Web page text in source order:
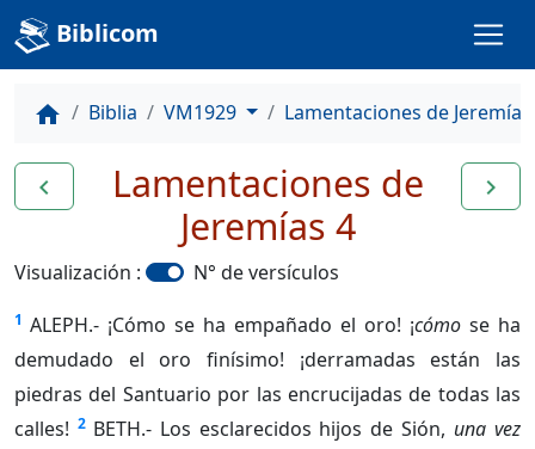
Biblicom
home Biblia VM1929 Lamentaciones de Jeremías
navigate_before navigate_next
Lamentaciones de
Jeremías 4
Visualización : N° de versículos
1 ALEPH.- ¡Cómo se ha empañado el oro! ¡cómo se ha
demudado el oro finísimo! ¡derramadas están las
piedras del Santuario por las encrucijadas de todas las
calles! 2 BETH.- Los esclarecidos hijos de Sión, una vez